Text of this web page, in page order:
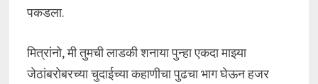
पकडला.
मित्रांनो, मी तुमची लाडकी शनाया पुन्हा एकदा माझ्या
जेठांबरोबरच्या चुदाईच्या कहाणीचा पुढचा भाग घेऊन हजर